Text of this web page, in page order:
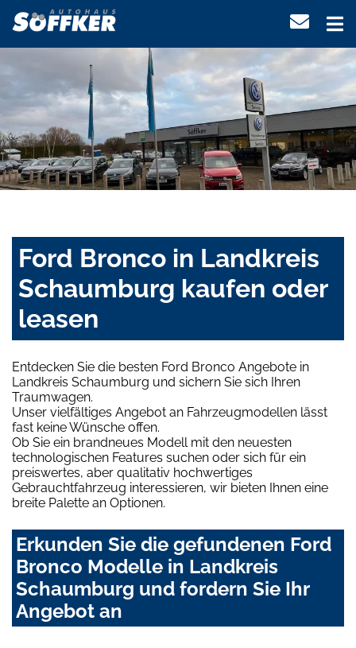
Ford Bronco in Landkreis
Schaumburg kaufen oder
leasen
Entdecken Sie die besten Ford Bronco Angebote in
Landkreis Schaumburg und sichern Sie sich Ihren
Traumwagen.
Unser vielfältiges Angebot an Fahrzeugmodellen lässt
fast keine Wünsche offen.
Ob Sie ein brandneues Modell mit den neuesten
technologischen Features suchen oder sich für ein
preiswertes, aber qualitativ hochwertiges
Gebrauchtfahrzeug interessieren, wir bieten Ihnen eine
breite Palette an Optionen.
Erkunden Sie die gefundenen Ford
Bronco Modelle in Landkreis
Schaumburg und fordern Sie Ihr
Angebot an